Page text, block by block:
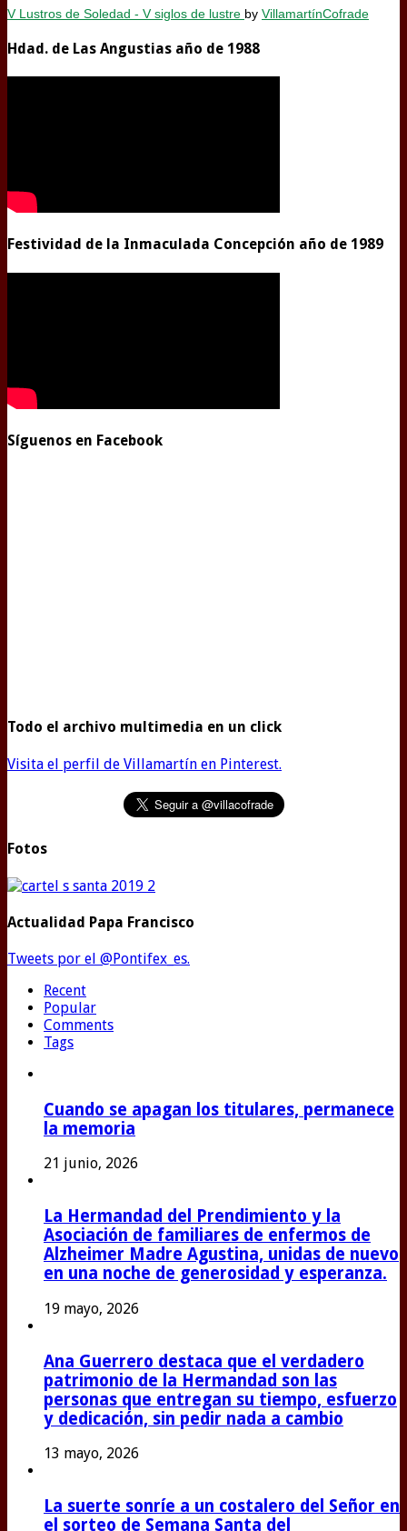
V Lustros de Soledad - V siglos de lustre by VillamartínCofrade
Hdad. de Las Angustias año de 1988
Festividad de la Inmaculada Concepción año de 1989
Síguenos en Facebook
Todo el archivo multimedia en un click
Visita el perfil de Villamartín en Pinterest.
Fotos
Actualidad Papa Francisco
Tweets por el @Pontifex_es.
Recent
Popular
Comments
Tags
Cuando se apagan los titulares, permanece
la memoria
21 junio, 2026
La Hermandad del Prendimiento y la
Asociación de familiares de enfermos de
Alzheimer Madre Agustina, unidas de nuevo
en una noche de generosidad y esperanza.
19 mayo, 2026
Ana Guerrero destaca que el verdadero
patrimonio de la Hermandad son las
personas que entregan su tiempo, esfuerzo
y dedicación, sin pedir nada a cambio
13 mayo, 2026
La suerte sonríe a un costalero del Señor en
el sorteo de Semana Santa del